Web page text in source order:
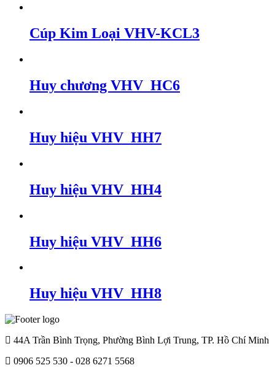
Cúp Kim Loại VHV-KCL3
Huy chương VHV_HC6
Huy hiệu VHV_HH7
Huy hiệu VHV_HH4
Huy hiệu VHV_HH6
Huy hiệu VHV_HH8
44A Trần Bình Trọng, Phường Bình Lợi Trung, TP. Hồ Chí Minh
0906 525 530 - 028 6271 5568